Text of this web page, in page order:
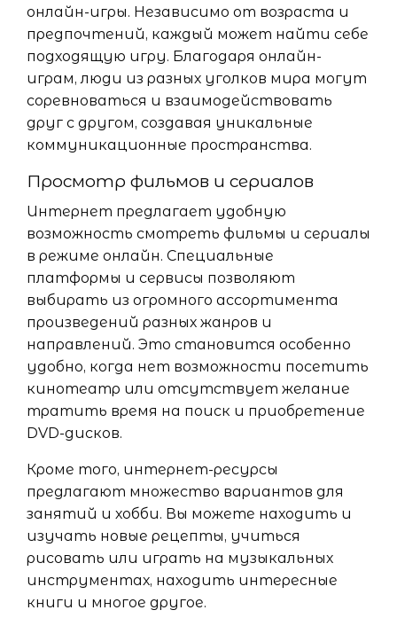
онлайн-игры. Независимо от возраста и
предпочтений, каждый может найти себе
подходящую игру. Благодаря онлайн-
играм, люди из разных уголков мира могут
соревноваться и взаимодействовать
друг с другом, создавая уникальные
коммуникационные пространства.
Просмотр фильмов и сериалов
Интернет предлагает удобную
возможность смотреть фильмы и сериалы
в режиме онлайн. Специальные
платформы и сервисы позволяют
выбирать из огромного ассортимента
произведений разных жанров и
направлений. Это становится особенно
удобно, когда нет возможности посетить
кинотеатр или отсутствует желание
тратить время на поиск и приобретение
DVD-дисков.
Кроме того, интернет-ресурсы
предлагают множество вариантов для
занятий и хобби. Вы можете находить и
изучать новые рецепты, учиться
рисовать или играть на музыкальных
инструментах, находить интересные
книги и многое другое.